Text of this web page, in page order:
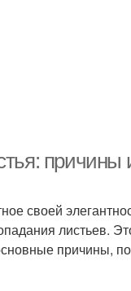
причины
своей
листьев.
причины,